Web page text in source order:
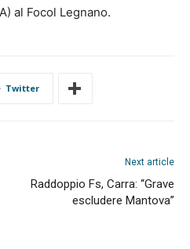
al Focol Legnano.
Twitter
Next article
Raddoppio Fs, Carra: “Grave
escludere Mantova”